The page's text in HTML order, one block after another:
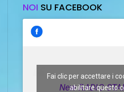
NOI SU FACEBOOK
New RADIO
Fai clic per accettare i
abilitare questo